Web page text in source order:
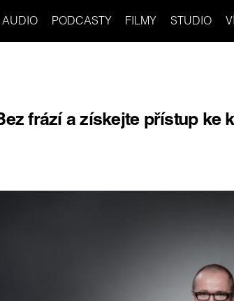
AUDIO PODCASTY FILMY STUDIO
frází a získejte přístup ke